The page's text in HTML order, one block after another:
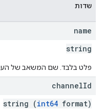
שדות
name
string
פלט בלבד. שם המשאב של
channelId
string (int64 format)